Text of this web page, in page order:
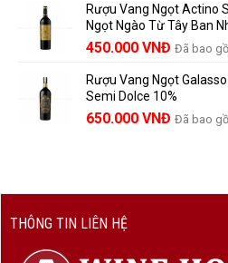
là:
1.529.000 VNĐ.
tại
là:
Rượu Vang Ngọt Actino
Ngọt Ngào Từ Tây Ban
450.000 VNĐ Đã bao
Rượu Vang Ngọt
Semi Dolce 10%
650.000 VNĐ Đã bao
THÔNG TIN LIÊN HỆ